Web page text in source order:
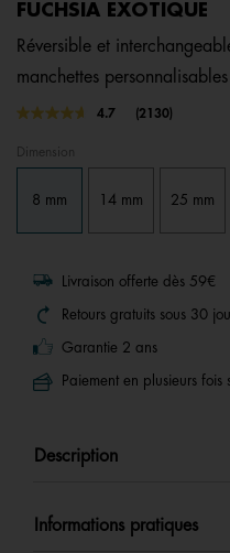
FUCHSIA EXOTIQUE
Réversible et
manchettes personnalisables
4,2 out of 5 Customer Rating
4.7
Lire
la
(2130)
Dimension
8 mm 14 mm 25 mm
Livraison offerte dès 59€
Retours gratuits sous 30
Garantie 2 ans
Paiement en plusieurs fois
Description
Informations pratiques